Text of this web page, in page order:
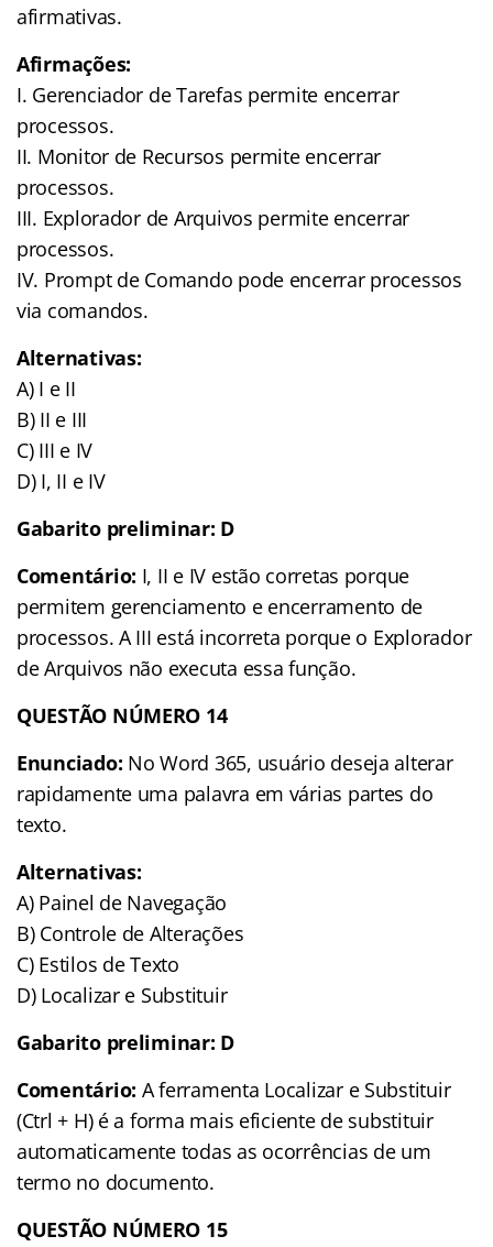
afirmativas.
Afirmações:
I. Gerenciador de Tarefas permite encerrar
processos.
II. Monitor de Recursos permite encerrar
processos.
III. Explorador de Arquivos permite encerrar
processos.
IV. Prompt de Comando pode encerrar processos
via comandos.
Alternativas:
A) I e II
B) II e III
C) III e IV
D) I, II e IV
Gabarito preliminar: D
Comentário: I, II e IV estão corretas porque
permitem gerenciamento e encerramento de
processos. A III está incorreta porque o Explorador
de Arquivos não executa essa função.
QUESTÃO NÚMERO 14
Enunciado: No Word 365, usuário deseja alterar
rapidamente uma palavra em várias partes do
texto.
Alternativas:
A) Painel de Navegação
B) Controle de Alterações
C) Estilos de Texto
D) Localizar e Substituir
Gabarito preliminar: D
Comentário: A ferramenta Localizar e Substituir
(Ctrl + H) é a forma mais eficiente de substituir
automaticamente todas as ocorrências de um
termo no documento.
QUESTÃO NÚMERO 15